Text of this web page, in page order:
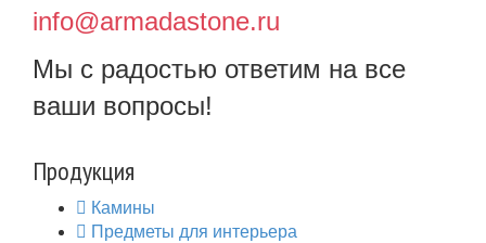
info@armadastone.ru
Мы с радостью ответим на все
ваши вопросы!
Продукция
Камины
Предметы для интерьера